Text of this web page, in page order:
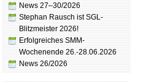
News 27–30/2026
Stephan Rausch ist SGL-
Blitzmeister 2026!
Erfolgreiches SMM-
Wochenende 26.-28.06.2026
News 26/2026